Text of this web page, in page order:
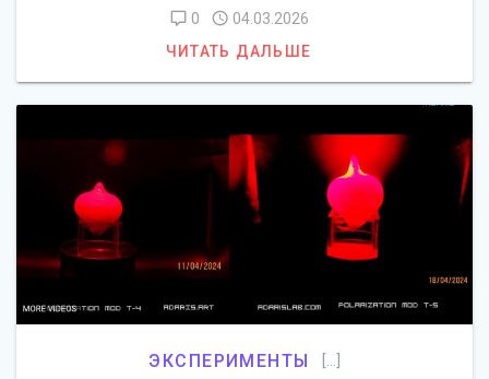
0
04.03.2026
ЧИТАТЬ ДАЛЬШЕ
ЭКСПЕРИМЕНТЫ […]